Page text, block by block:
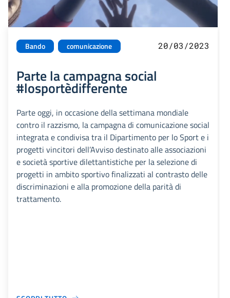
Bando comunicazione 20/03/2023
Parte la campagna social
#losportèdifferente
Parte oggi, in occasione della settimana mondiale
contro il razzismo, la campagna di comunicazione social
integrata e condivisa tra il Dipartimento per lo Sport e i
progetti vincitori dell’Avviso destinato alle associazioni
e società sportive dilettantistiche per la selezione di
progetti in ambito sportivo finalizzati al contrasto delle
discriminazioni e alla promozione della parità di
trattamento.